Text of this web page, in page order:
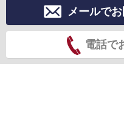
メールで
電話で